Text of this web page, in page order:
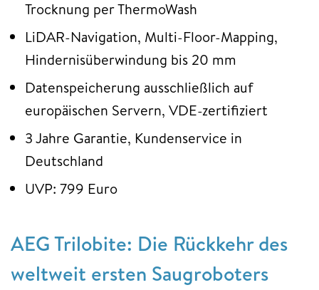
Trocknung per ThermoWash
LiDAR-Navigation, Multi-Floor-Mapping,
Hindernisüberwindung bis 20 mm
Datenspeicherung ausschließlich auf
europäischen Servern, VDE-zertifiziert
3 Jahre Garantie, Kundenservice in
Deutschland
UVP: 799 Euro
AEG Trilobite: Die Rückkehr des
weltweit ersten Saugroboters